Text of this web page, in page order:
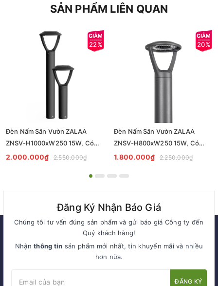
SẢN PHẨM LIÊN QUAN
22%
Đèn Nấm Sân Vườn ZALAA
ZNSV-H1000xW250 15W, Có
thân tròn Ø102 cao H1m
2.000.000₫ 2.550.000₫
20%
Đèn Nấm Sân Vườn ZALAA
ZNSV-H800xW250 15W, Có
thân tròn Ø102 cao H0.8m
1.800.000₫ 2.250.000₫
Đăng Ký Nhận Báo Giá
Chúng tôi tư vấn đúng sản phẩm và gửi báo giá Công ty đến
Quý khách hàng!
Nhậnthông tin sản phẩm mới nhất, tin khuyến mãi và nhiều
hơn nữa.
ĐĂNG KÝ